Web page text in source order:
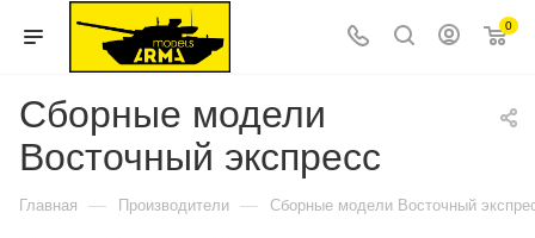
0
Сборные модели
Восточный экспресс
Главная — Производители — Сборные модели Восточный